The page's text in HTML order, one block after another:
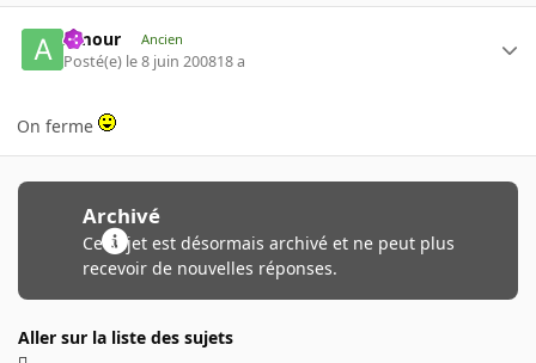
Amour Ancien
Posté(e) le 8 juin 200818 a
On ferme
Archivé
Ce sujet est désormais archivé et ne peut plus
recevoir de nouvelles réponses.
Aller sur la liste des sujets